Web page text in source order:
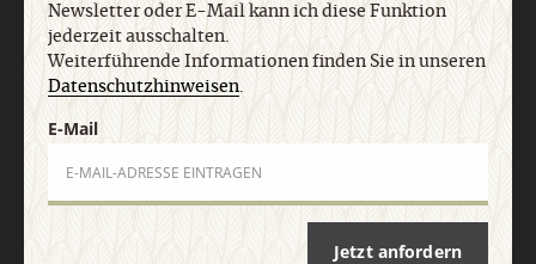
Nach oben
Newsletter oder E-Mail kann ich diese Funktion
jederzeit ausschalten.
Weiterführende Informationen finden Sie in unseren
Datenschutzhinweisen.
E-Mail
Jetzt anfordern